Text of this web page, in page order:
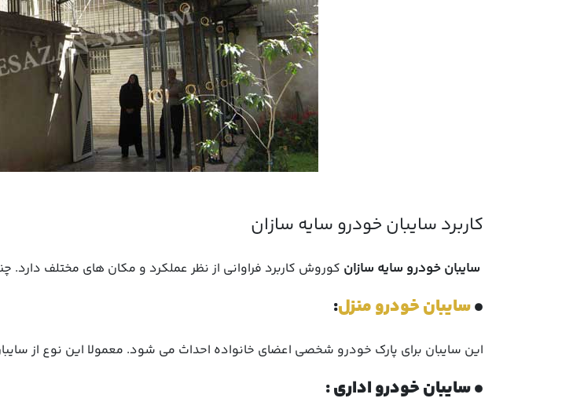
سایبان خودرو سایه سازان کوروش کاربرد فراوانی از نظر عملکرد و مکان های مختلف دارد.
•سایبان خودرو منزل:
این سایبان برای پارک خودرو شخصی اعضای خانواده احداث می شود. معمولا این نوع از
• سایبان خودرو اداری :